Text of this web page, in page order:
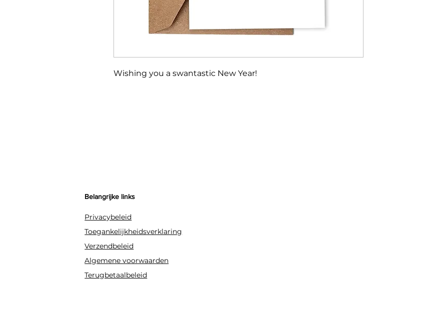
Wishing you a swantastic New Year!
Belangrijke links
Privacybeleid
Toegankelijkheidsverklaring
Verzendbeleid
Algemene voorwaarden
Terugbetaalbeleid